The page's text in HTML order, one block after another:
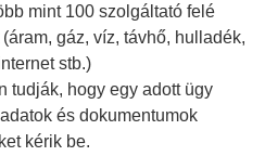
mint 100 szolgáltató felé
gáz, víz, távhő, hulladék,
stb.)
tudják, hogy egy adott ügy
és dokumentumok
kérik be.